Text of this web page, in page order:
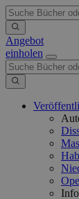
Angebot
einholen